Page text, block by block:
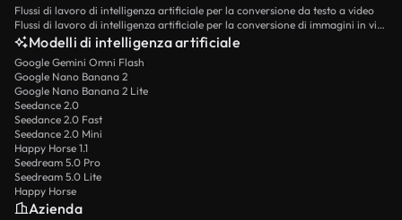
Flussi di lavoro di intelligenza artificiale per la conversione da testo a video
Flussi di lavoro di intelligenza artificiale per la conversione di immagini in video
Modelli di intelligenza artificiale
Google Gemini Omni Flash
Google Nano Banana 2
Google Nano Banana 2 Lite
Seedance 2.0
Seedance 2.0 Fast
Seedance 2.0 Mini
Happy Horse 1.1
Seedream 5.0 Pro
Seedream 5.0 Lite
Happy Horse
Azienda